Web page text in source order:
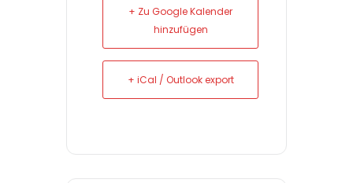
+ Zu Google Kalender
hinzufügen
+ iCal / Outlook export